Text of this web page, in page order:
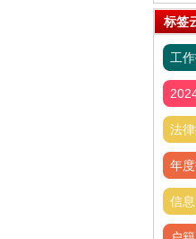
标签
工
法
年
信息